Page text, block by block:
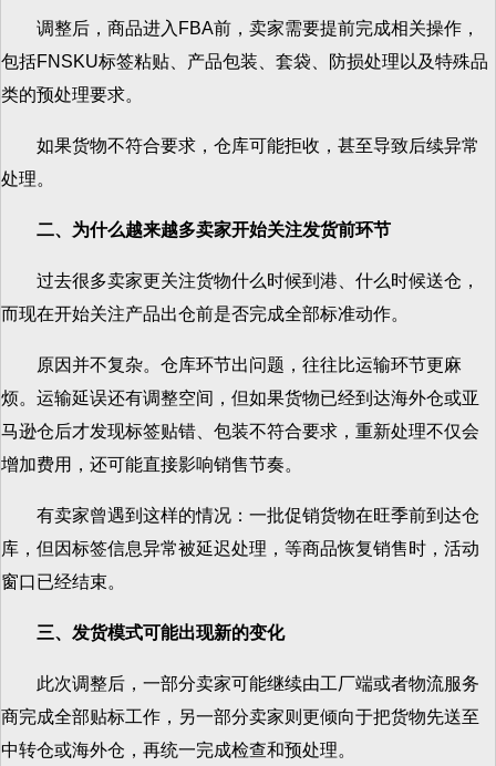
调整后，商品进入FBA前，卖家需要提前完成相关操作，
包括FNSKU标签粘贴、产品包装、套袋、防损处理以及特殊品
类的预处理要求。
如果货物不符合要求，仓库可能拒收，甚至导致后续异常
处理。
二、为什么越来越多卖家开始关注发货前环节
过去很多卖家更关注货物什么时候到港、什么时候送仓，
而现在开始关注产品出仓前是否完成全部标准动作。
原因并不复杂。仓库环节出问题，往往比运输环节更麻
烦。运输延误还有调整空间，但如果货物已经到达海外仓或亚
马逊仓后才发现标签贴错、包装不符合要求，重新处理不仅会
增加费用，还可能直接影响销售节奏。
有卖家曾遇到这样的情况：一批促销货物在旺季前到达仓
库，但因标签信息异常被延迟处理，等商品恢复销售时，活动
窗口已经结束。
三、发货模式可能出现新的变化
此次调整后，一部分卖家可能继续由工厂端或者物流服务
商完成全部贴标工作，另一部分卖家则更倾向于把货物先送至
中转仓或海外仓，再统一完成检查和预处理。